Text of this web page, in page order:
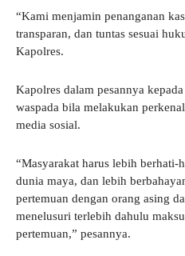
“Kami menjamin penanganan
transparan, dan tuntas sesuai
Kapolres.
Kapolres dalam pesannya
waspada bila melakukan
media sosial.
“Masyarakat harus lebih
dunia maya, dan lebih
pertemuan dengan orang asing
menelusuri terlebih dahulu
pertemuan,” pesannya.